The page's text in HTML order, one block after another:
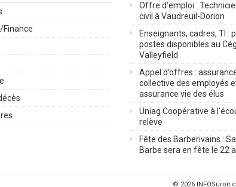
Offre d’emploi :
civil à Vaudreuil-Dorion
Enseignants, cadres, TI :
postes disponibles au
Valleyfield
Appel d’offres :
collective des employés
assurance vie des élus
Uniag Coopérative à
relève
Fête des Barberivains :
Barbe sera en fête le 22
© 2026